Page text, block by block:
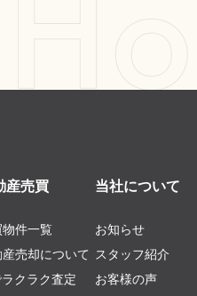
産売買
物件一覧
売却について
クラク査定
当社について
お知らせ
スタッフ紹介
お客様の声